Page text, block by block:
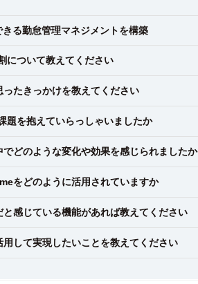
る勤怠管理マネジメントを構築
について教えてください
たきっかけを教えてください
題を抱えていらっしゃいましたか
どのような変化や効果を感じられましたか
をどのように活用されていますか
感じている機能があれば教えてください
して実現したいことを教えてください